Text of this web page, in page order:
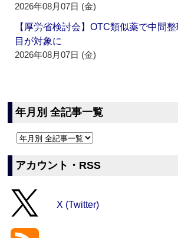
2026年08月07日 (金)
【厚労省検討会】OTC類似薬で中間
目が対象に
2026年08月07日 (金)
年月別 全記事一覧
アカウント・RSS
X (Twitter)